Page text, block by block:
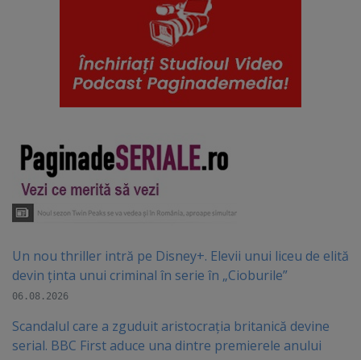
Un nou thriller intră pe Disney+. Elevii unui liceu de elită
devin ținta unui criminal în serie în „Cioburile”
06.08.2026
Scandalul care a zguduit aristocrația britanică devine
serial. BBC First aduce una dintre premierele anului